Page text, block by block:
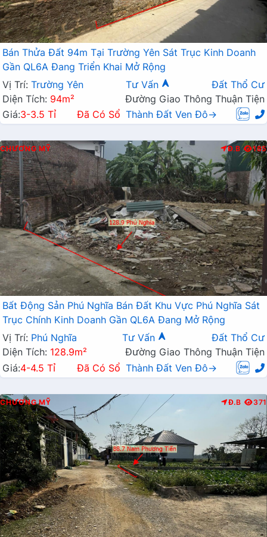
Bán Thửa Đất 94m Tại Trường Yên Sát Trục Kinh Doanh
Gần QL6A Đang Triển Khai Mở Rộng
Vị Trí: Trường Yên Tư Vấn
Đất Thổ Cư
Diện Tích: 94m²
Đường Giao Thông Thuận Tiện
Giá:3-3.5 Tỉ Đã Có Sổ Thành Đất Ven Đô→
CHƯƠNG MỸ Đ.B 185
Bất Động Sản Phú Nghĩa Bán Đất Khu Vực Phú Nghĩa Sát
Trục Chính Kinh Doanh Gần QL6A Đang Mở Rộng
Vị Trí: Phú Nghĩa Tư Vấn
Đất Thổ Cư
Diện Tích: 128.9m²
Đường Giao Thông Thuận Tiện
Giá:4-4.5 Tỉ Đã Có Sổ Thành Đất Ven Đô→
CHƯƠNG MỸ Đ.B 371